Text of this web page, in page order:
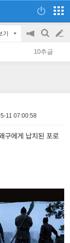
기
공
지
on/off
검
색
글
쓰
10추글
11 07:00:58
구에게 납치된 포로